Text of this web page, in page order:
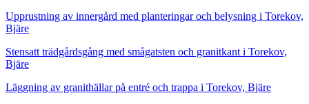
Upprustning av innergård med planteringar och belysning i Torekov,
Bjäre
Stensatt trädgårdsgång med smågatsten och granitkant i Torekov,
Bjäre
Läggning av granithällar på entré och trappa i Torekov, Bjäre